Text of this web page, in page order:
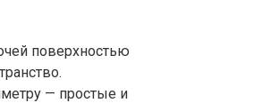
поверхностью
— простые и